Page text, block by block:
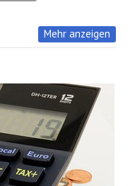
Mehr anzeigen